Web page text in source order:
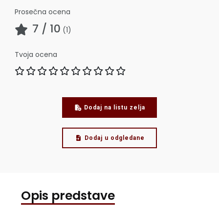
Prosečna ocena
7 / 10 (1)
Tvoja ocena
Dodaj na listu zelja
Dodaj u odgledane
Opis predstave